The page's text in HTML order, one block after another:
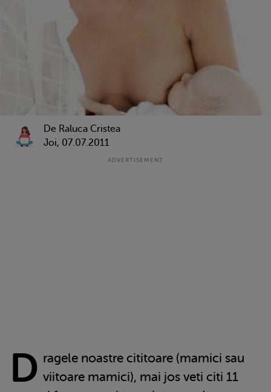
De Raluca Cristea
Joi, 07.07.2011
D ragele noastre cititoare (mamici sau
viitoare mamici), mai jos veti citi 11